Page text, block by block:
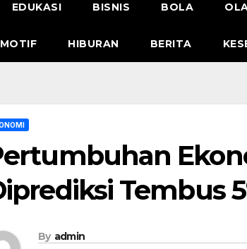
EDUKASI BISNIS BOLA
HIBURAN BERITA
Tembus
By admin